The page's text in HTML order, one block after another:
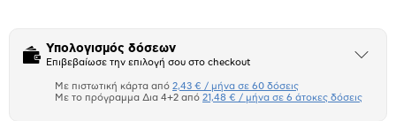
Υπολογισμός δόσεων
Επιβεβαίωσε την επιλογή σου στο checkout
Άνοιξε
Πιστωτική κάρτα
Με πιστωτική κάρτα από 2,43 € / μήνα σε 60 δόσεις
Με το πρόγραμμα Δια 4+2 από 21,48 € / μήνα σε 6 άτοκες δόσεις